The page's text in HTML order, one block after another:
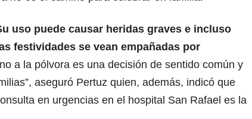
uso puede causar heridas graves e incluso
festividades se vean empañadas por
a la pólvora es una decisión de sentido común y
aseguró Pertuz quien, además, indicó que
en urgencias en el hospital San Rafael es la